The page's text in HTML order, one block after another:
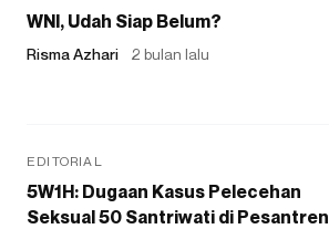
WNI, Udah Siap Belum?
Risma Azhari 2 bulan lalu
EDITORIAL
5W1H: Dugaan Kasus Pelecehan
Seksual 50 Santriwati di Pesantren